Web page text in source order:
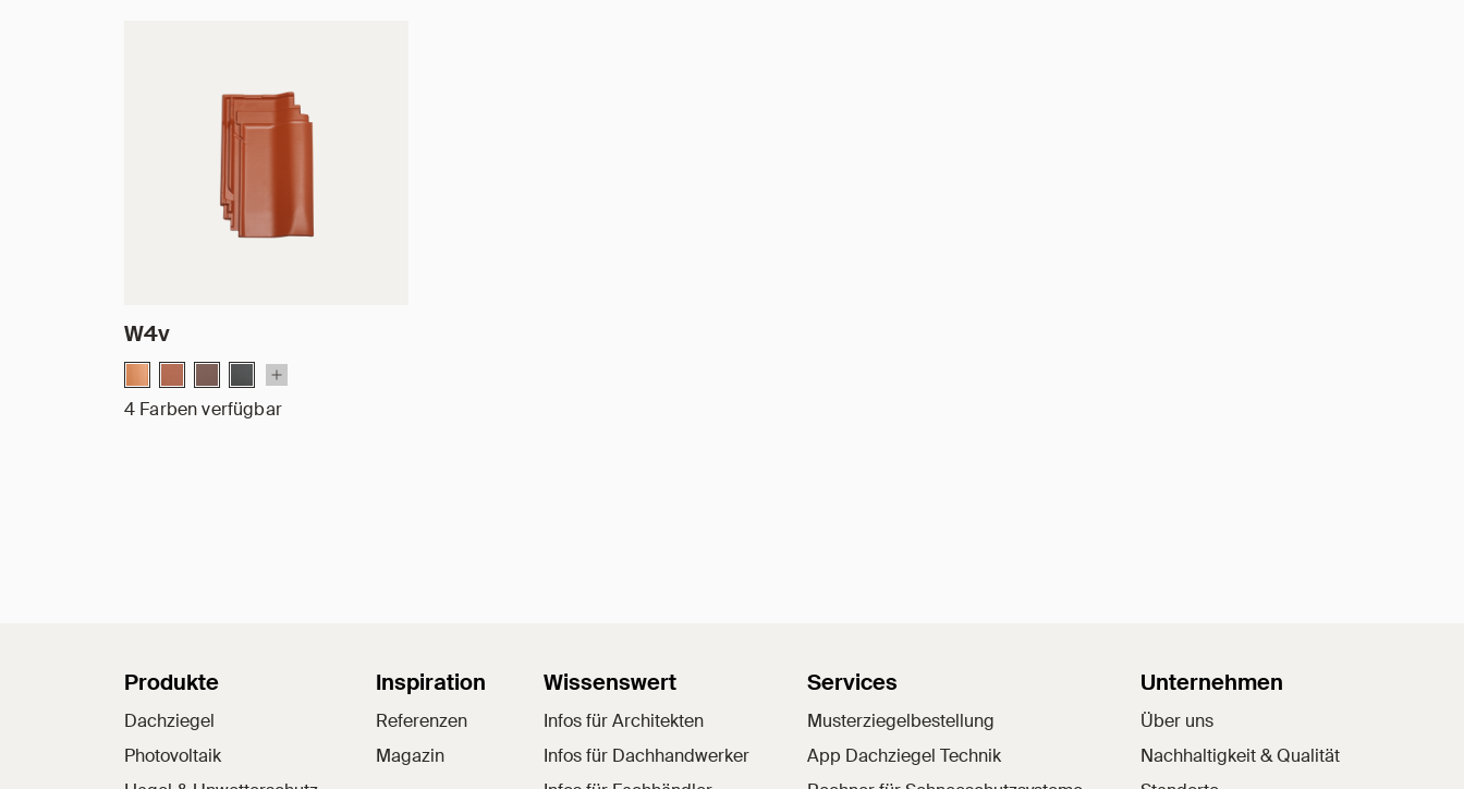
W4v
4 Farben verfügbar
Sitemap
Produkte
Dachziegel
Photovoltaik
Inspiration
Referenzen
Magazin
Wissenswert
Infos für Architekten
Infos für Dachhandwerker
Services
Musterziegelbestellung
App Dachziegel Technik
Unternehmen
Über uns
Nachhaltigkeit & Qualität